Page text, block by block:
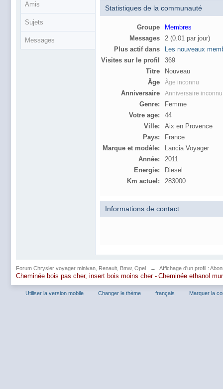
Amis
Sujets
Messages
Statistiques de la communauté
Groupe
Membres
Messages
2 (0.01 par jour)
Plus actif dans
Les nouveaux
Visites sur le profil
369
Titre
Nouveau
Âge
Âge inconnu
Anniversaire Anniversaire inconnu
Genre:
Femme
Votre age:
44
Ville:
Aix en Provence
Pays:
France
Marque et modèle:
Lancia Voyager
Année:
2011
Energie:
Diesel
Km actuel:
283000
Informations de contact
Forum Chrysler voyager minivan, Renault, Bmw, Opel → Affichage d'un profil :
Cheminée bois pas cher, insert bois moins cher - Cheminée ethanol
Utiliser la version mobile Changer le thème français Marquer la